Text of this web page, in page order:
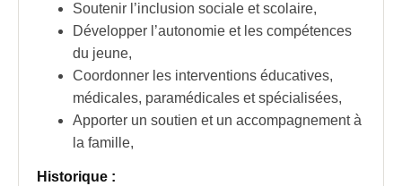
Soutenir l’inclusion sociale et scolaire,
Développer l’autonomie et les compétences
du jeune,
Coordonner les interventions éducatives,
médicales, paramédicales et spécialisées,
Apporter un soutien et un accompagnement à
la famille,
Historique :